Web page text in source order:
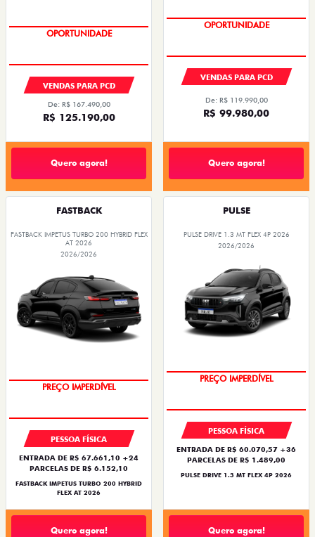
OPORTUNIDADE
VENDAS PARA PCD
De: R$ 167.490,00
R$ 125.190,00
Quero agora!
OPORTUNIDADE
VENDAS PARA PCD
De: R$ 119.990,00
R$ 99.980,00
Quero agora!
FASTBACK
FASTBACK IMPETUS TURBO 200 HYBRID FLEX
AT 2026
2026/2026
PREÇO IMPERDÍVEL
PESSOA FÍSICA
ENTRADA DE R$ 67.661,10 +24
PARCELAS DE R$ 6.152,10
FASTBACK IMPETUS TURBO 200 HYBRID
FLEX AT 2026
Quero agora!
PULSE
PULSE DRIVE 1.3 MT FLEX 4P 2026
2026/2026
PREÇO IMPERDÍVEL
PESSOA FÍSICA
ENTRADA DE R$ 60.070,57 +36
PARCELAS DE R$ 1.489,00
PULSE DRIVE 1.3 MT FLEX 4P 2026
Quero agora!